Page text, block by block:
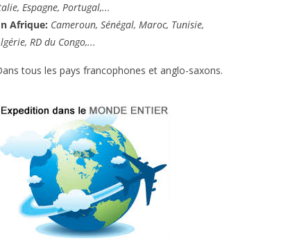
Espagne, Portugal,...
Afrique: Cameroun, Sénégal, Maroc, Tunisie,
RD du Congo,...
tous les pays francophones et anglo-saxons.